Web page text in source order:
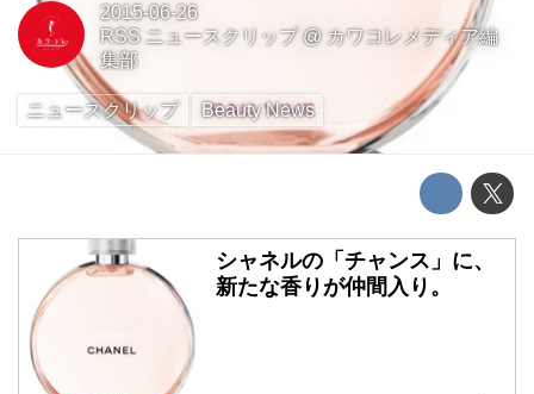
2015-06-26
RSS ニュースクリップ@ カワコレメディア編
集部
ニュースクリップ Beauty News
シャネルの「チャンス」に、
新たな香りが仲間入り。